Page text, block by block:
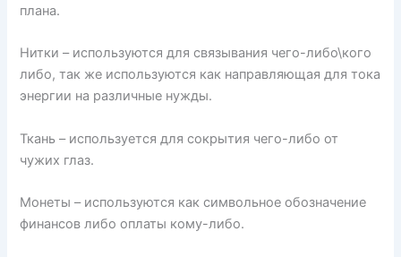
плана.
Нитки – используются для связывания чего-либо\кого
либо, так же используются как направляющая для тока
энергии на различные нужды.
Ткань – используется для сокрытия чего-либо от
чужих глаз.
Монеты – используются как символьное обозначение
финансов либо оплаты кому-либо.